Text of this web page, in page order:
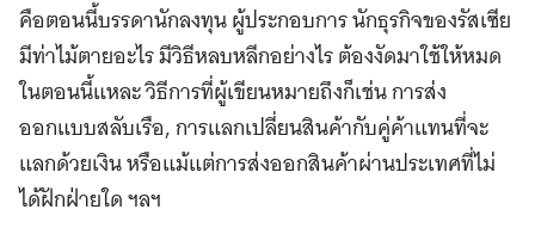
คือตอนนี้บรรดานักลงทุน ผู้ประกอบการ นักธุรกิจของรัสเซีย
มีท่าไม้ตายอะไร มีวิธีหลบหลีกอย่างไร ต้องงัดมาใช้ให้หมด
ในตอนนี้แหละ วิธีการที่ผู้เขียนหมายถึงก็เช่น การส่ง
ออกแบบสลับเรือ, การแลกเปลี่ยนสินค้ากับคู่ค้าแทนที่จะ
แลกด้วยเงิน หรือแม้แต่การส่งออกสินค้าผ่านประเทศที่ไม่
ได้ฝักฝ่ายใด ฯลฯ